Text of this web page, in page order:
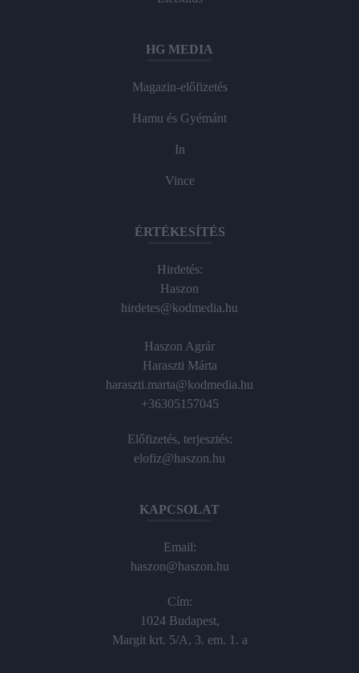
HG MEDIA
Magazin-előfizetés
Hamu és Gyémánt
In
Vince
ÉRTÉKESÍTÉS
Hirdetés:
Haszon
hirdetes@kodmedia.hu
Haszon Agrár
Haraszti Márta
haraszti.marta@kodmedia.hu
+36305157045
Előfizetés, terjesztés:
elofiz@haszon.hu
KAPCSOLAT
Email:
haszon@haszon.hu
Cím:
1024 Budapest,
Margit krt. 5/A, 3. em. 1. a